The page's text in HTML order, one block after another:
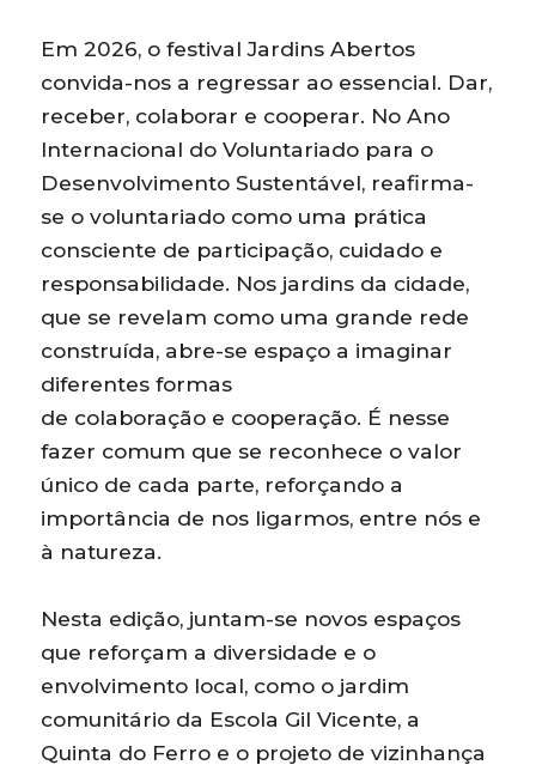
Em 2026, o festival Jardins Abertos
convida-nos a regressar ao essencial. Dar,
receber, colaborar e cooperar. No Ano
Internacional do Voluntariado para o
Desenvolvimento Sustentável, reafirma-
se o voluntariado como uma prática
consciente de participação, cuidado e
responsabilidade. Nos jardins da cidade,
que se revelam como uma grande rede
construída, abre-se espaço a imaginar
diferentes formas
de colaboração e cooperação. É nesse
fazer comum que se reconhece o valor
único de cada parte, reforçando a
importância de nos ligarmos, entre nós e
à natureza.
Nesta edição, juntam-se novos espaços
que reforçam a diversidade e o
envolvimento local, como o jardim
comunitário da Escola Gil Vicente, a
Quinta do Ferro e o projeto de vizinhança